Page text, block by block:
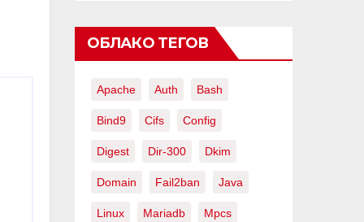
ОБЛАКО ТЕГОВ
Apache Auth Bash
Bind9 Cifs Config
Digest Dir-300 Dkim
Domain Fail2ban Java
Linux Mariadb Mpcs